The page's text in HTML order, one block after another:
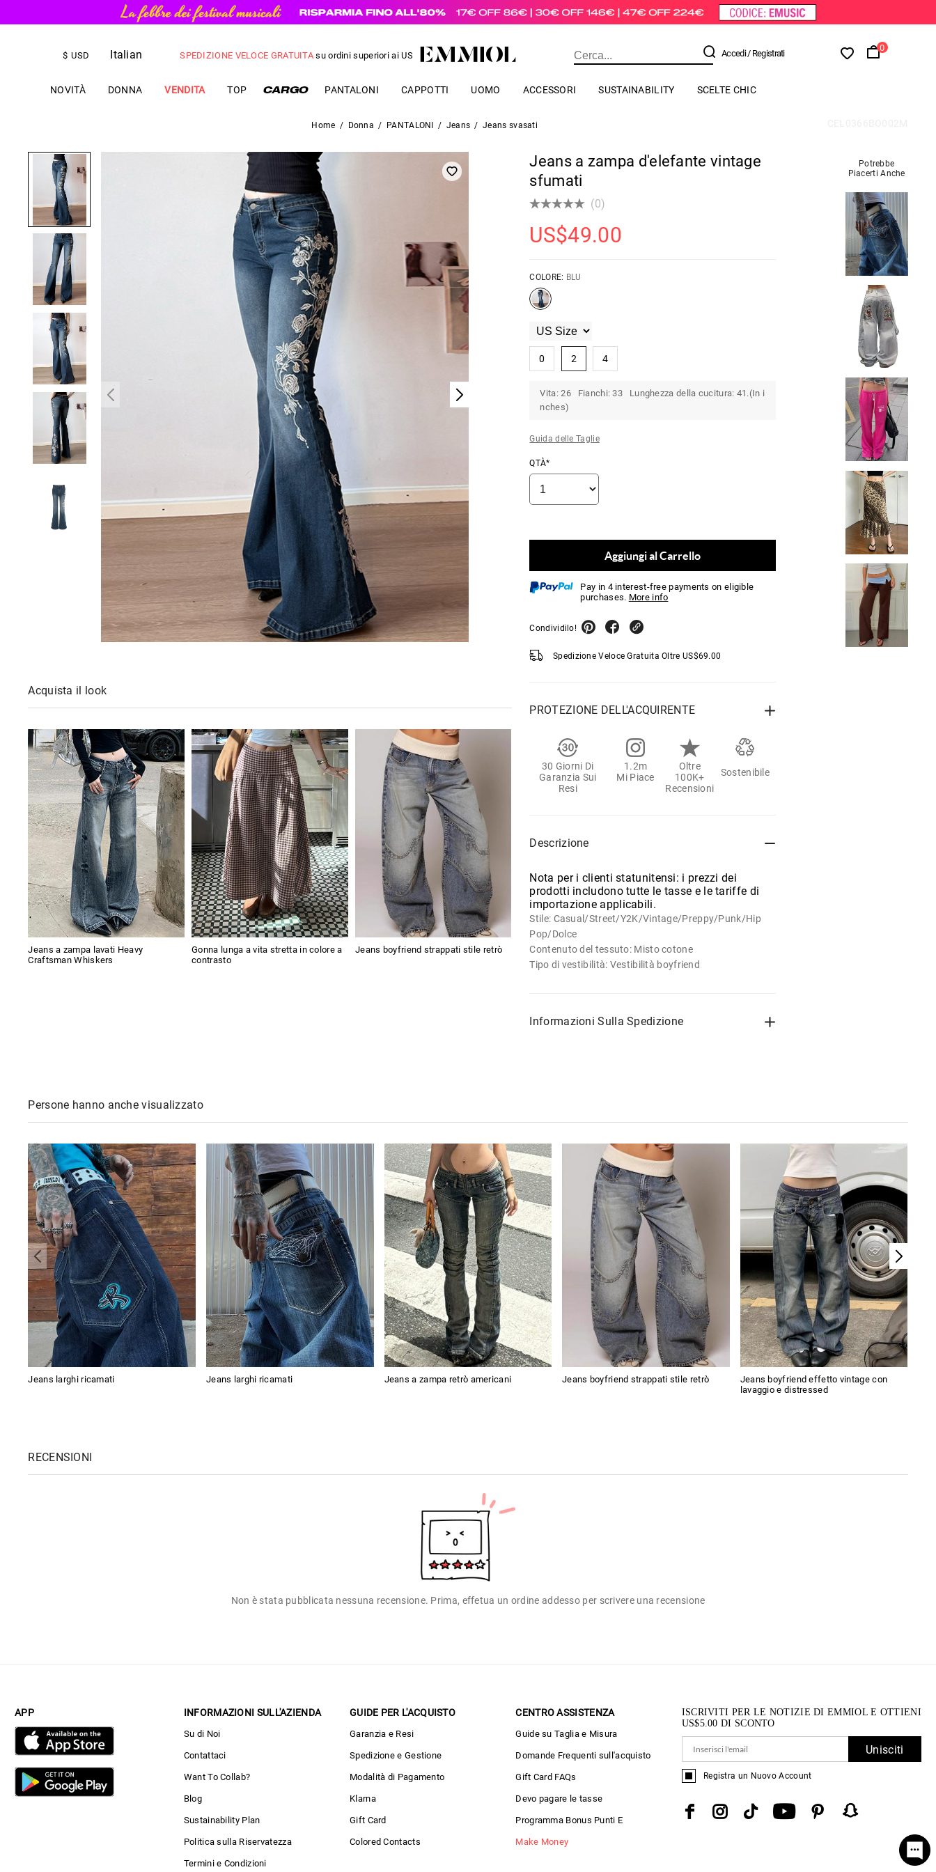
$ USD Italian SPEDIZIONE VELOCE GRATUITA su ordini superiori aiUS$ 69.00 Accedi/ Registrati
0
NOVITÀ DONNA VENDITA TOP PANTALONI CAPPOTTI UOMO ACCESSORI SUSTAINABILITY SCELTE CHIC
Home / Donna / PANTALONI / Jeans / Jeans svasati
Acquista il look
Jeans a zampa lavati Heavy
Craftsman Whiskers
Gonna lunga a vita stretta in colore a
contrasto
Jeans boyfriend strappati stile retrò
Jeans a zampa d'elefante vintage
sfumati
(0)
US$49.00
COLORE: BLU
0 2 4
Vita: 26 Fianchi: 33 Lunghezza della cucitura: 41.(In i
nches)
Guida delle Taglie
QTÀ*
Aggiungi al Carrello
Pay in 4 interest-free payments on eligible
purchases. More info
Condividilo!
Spedizione Veloce Gratuita Oltre US$69.00
PROTEZIONE DELL'ACQUIRENTE
30 Giorni Di
Garanzia Sui
Resi
1.2m
Mi Piace
Oltre
100K+
Recensioni
Sostenibile
Descrizione
Nota per i clienti statunitensi: i prezzi dei
prodotti includono tutte le tasse e le tariffe di
importazione applicabili.
Stile: Casual/Street/Y2K/Vintage/Preppy/Punk/Hip
Pop/Dolce
Contenuto del tessuto: Misto cotone
Tipo di vestibilità: Vestibilità boyfriend
Informazioni Sulla Spedizione
Potrebbe
Piacerti Anche
Persone hanno anche visualizzato
Jeans larghi ricamati Jeans larghi ricamati Jeans a zampa retrò americani Jeans boyfriend strappati stile retrò
Jeans boyfriend effetto vintage con
lavaggio e distressed
RECENSIONI
Non è stata pubblicata nessuna recensione. Prima, effetua un ordine addesso per scrivere una recensione
APP INFORMAZIONI SULL'AZIENDA
Su di Noi
Contattaci
Want To Collab?
Blog
Sustainability Plan
Politica sulla Riservatezza
Termini e Condizioni
GUIDE PER L'ACQUISTO
Garanzia e Resi
Spedizione e Gestione
Modalità di Pagamento
Klarna
Gift Card
Colored Contacts
CENTRO ASSISTENZA
Guide su Taglia e Misura
Domande Frequenti sull'acquisto
Gift Card FAQs
Devo pagare le tasse
Programma Bonus Punti E
Make Money
ISCRIVITI PER LE NOTIZIE DI EMMIOL E OTTIENI
US$5.00 DI SCONTO
Unisciti
Registra un Nuovo Account